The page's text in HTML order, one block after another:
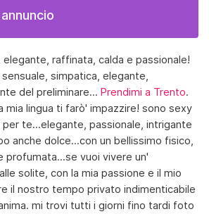
elegante, raffinata, calda e passionale!
simpatica, elegante,
del preliminare... Prendimi a Trento.
mia lingua ti farò' impazzire! sono sexy
te...elegante, passionale, intrigante
anche dolce...con un bellissimo fisico,
profumata...se vuoi vivere un'
solite, con la mia passione e il mio
il nostro tempo privato indimenticabile
mi trovi tutti i giorni fino tardi foto